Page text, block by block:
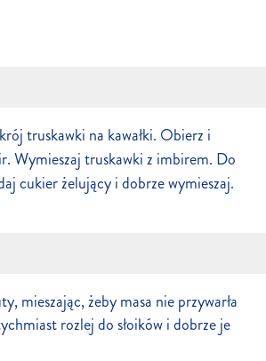
truskawki na kawałki. Obierz i
Wymieszaj truskawki z imbirem. Do
cukier żelujący i dobrze wymieszaj.
mieszając, żeby masa nie przywarła
rozlej do słoików i dobrze je